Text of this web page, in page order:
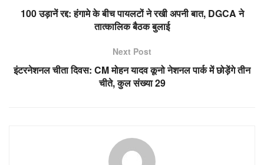
100 उड़ानें रद्द: हंगामे के बीच पायलटों ने रखी अपनी बात, DGCA ने
तात्कालिक बैठक बुलाई
Next Post
इंटरनेशनल चीता दिवस: CM मोहन यादव कूनो नेशनल पार्क में छोड़ेंगे तीन
चीते, कुल संख्या 29